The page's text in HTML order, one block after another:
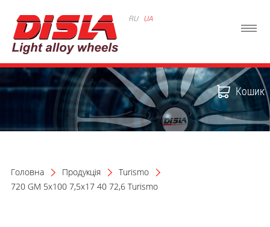
RU UA
Кошик
Головна Продукція
Turismo
720 GM 5x100 7,5x17 40 72,6 Turismo